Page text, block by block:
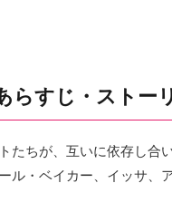
らすじ・ストー
たちが、互いに依存し合
ル・ベイカー、イッサ、